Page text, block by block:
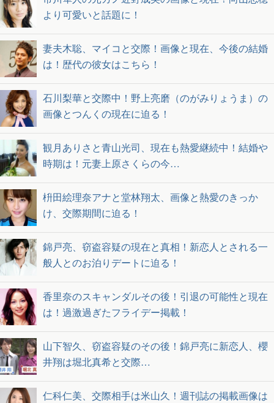
より可愛いと話題に！
妻夫木聡、マイコと交際！画像と現在、今後の結婚
は！歴代の彼女はこちら！
石川梨華と交際中！野上亮磨（のがみりょうま）の
画像とつんくの現在に迫る！
観月ありさと青山光司、現在も熱愛継続中！結婚や
時期は！元妻上原さくらの今…
枡田絵理奈アナと堂林翔太、画像と熱愛のきっか
け、交際期間に迫る！
錦戸亮、窃盗容疑の現在と真相！新恋人とされる一
般人とのお泊りデートに迫る！
香里奈のスキャンダルその後！引退の可能性と現在
は！過激過ぎたフライデー掲載！
山下智久、窃盗容疑のその後！錦戸亮に新恋人、櫻
井翔は堀北真希と交際…
仁科仁美、交際相手は米山久！週刊誌の掲載画像は